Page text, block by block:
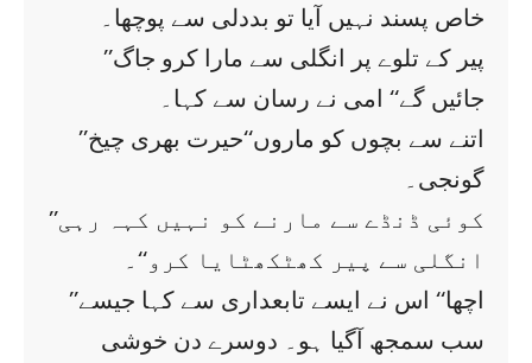
خاص پسند نہیں آیا تو بددلی سے پوچھا۔
’’پیر کے تلوے پر انگلی سے مارا کرو جاگ
جائیں گے‘‘ امی نے رسان سے کہا۔
’’اتنے سے بچوں کو ماروں‘‘حیرت بھری چیخ
گونجی۔
’’کوئی ڈنڈے سے مارنے کو نہیں کہہ رہی
انگلی سے پیر کھٹکھٹایا کرو‘‘۔
’’اچھا‘‘ اس نے ایسے تابعداری سے کہا جیسے
سب سمجھ آگیا ہو۔ دوسرے دن خوشی